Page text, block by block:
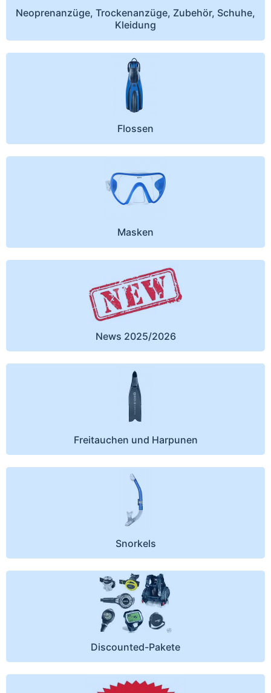
Neoprenanzüge, Trockenanzüge, Zubehör, Schuhe,
Kleidung
Flossen
Masken
News 2025/2026
Freitauchen und Harpunen
Snorkels
Discounted-Pakete